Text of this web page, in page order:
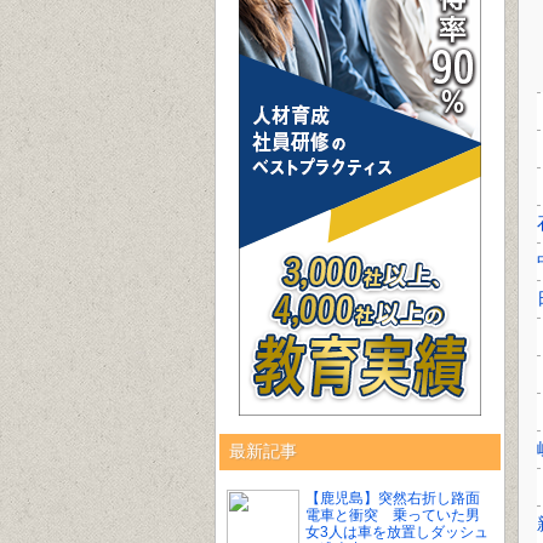
最新記事
【鹿児島】突然右折し路面
電車と衝突 乗っていた男
女3人は車を放置しダッシュ